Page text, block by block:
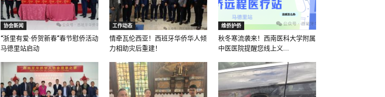
协会新闻
“浙里有爱·侨贺新春”春节慰侨活动
马德里站启动
工作动态
情牵瓦伦西亚！西班牙华侨华人倾
力相助灾后重建！
维侨护侨
秋冬寒流袭来！西南医科大学附属
中医医院提醒您线上义...